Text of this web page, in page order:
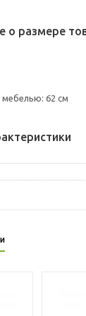
о размере
62 см